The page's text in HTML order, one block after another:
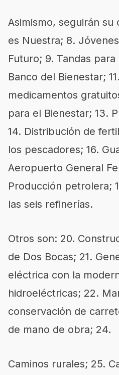
Asimismo, seguirán su
es Nuestra; 8.
Futuro; 9. Tandas para
Banco del Bienestar;
medicamentos
para el Bienestar; 13.
14. Distribución de
los pescadores; 16.
Aeropuerto General
Producción petrolera;
las seis refinerías.
Otros son: 20.
de Dos Bocas; 21.
eléctrica con la
hidroeléctricas; 22.
conservación de
de mano de obra; 24.
Caminos rurales; 25.